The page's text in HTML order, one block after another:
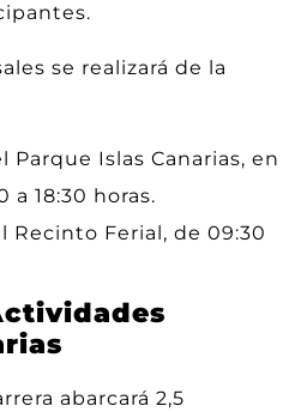
se realizará de la
Parque Islas Canarias, en
a 18:30 horas.
Recinto Ferial, de 09:30
abarcará 2,5